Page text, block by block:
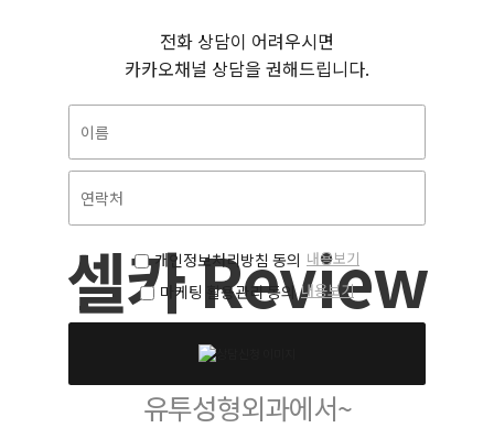
셀카 Review
안전성 높고 효과적인 시술은
유투성형외과에서~
전화 상담이 어려우시면
카카오채널 상담을 권해드립니다.
개인정보처리방침 동의 내용보기
마케팅 활용관리 동의 내용보기